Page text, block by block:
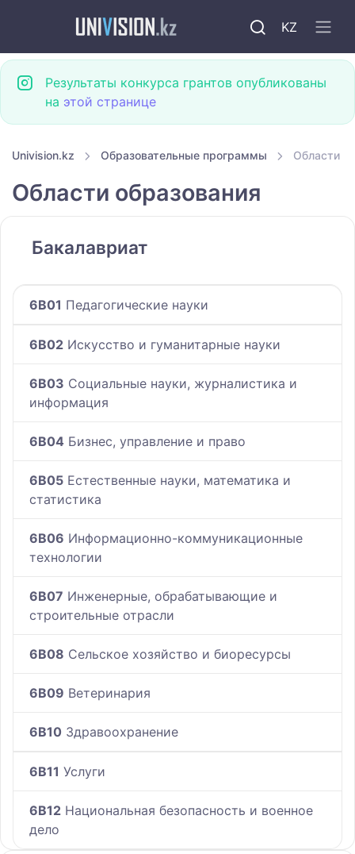
KZ
Результаты конкурса грантов опубликованы
на этой странице
Univision.kz Образовательные программы Области
Области образования
Бакалавриат
6B01 Педагогические науки
6B02 Искусство и гуманитарные науки
6B03 Социальные науки, журналистика и
информация
6B04 Бизнес, управление и право
6B05 Естественные науки, математика и
статистика
6B06 Информационно-коммуникационные
технологии
6B07 Инженерные, обрабатывающие и
строительные отрасли
6B08 Сельское хозяйство и биоресурсы
6B09 Ветеринария
6B10 Здравоохранение
6B11 Услуги
6B12 Национальная безопасность и военное
дело